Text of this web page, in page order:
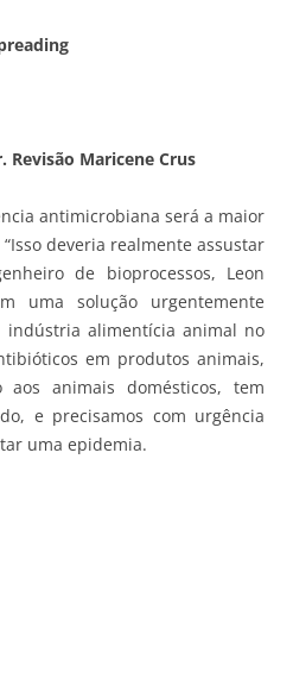
Revisão Maricene Crus
antimicrobiana será a maior
deveria realmente assustar
de bioprocessos, Leon
uma solução urgentemente
indústria alimentícia animal no
em produtos animais,
animais domésticos, tem
e precisamos com urgência
uma epidemia.